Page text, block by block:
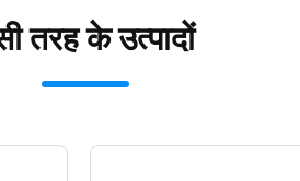
तरह के उत्पादों